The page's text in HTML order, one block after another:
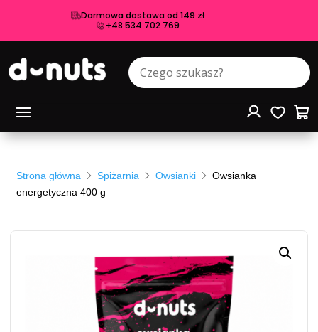
Darmowa dostawa od 149 zł
+48 534 702 769
Strona główna Spiżarnia Owsianki
Owsianka
energetyczna 400 g